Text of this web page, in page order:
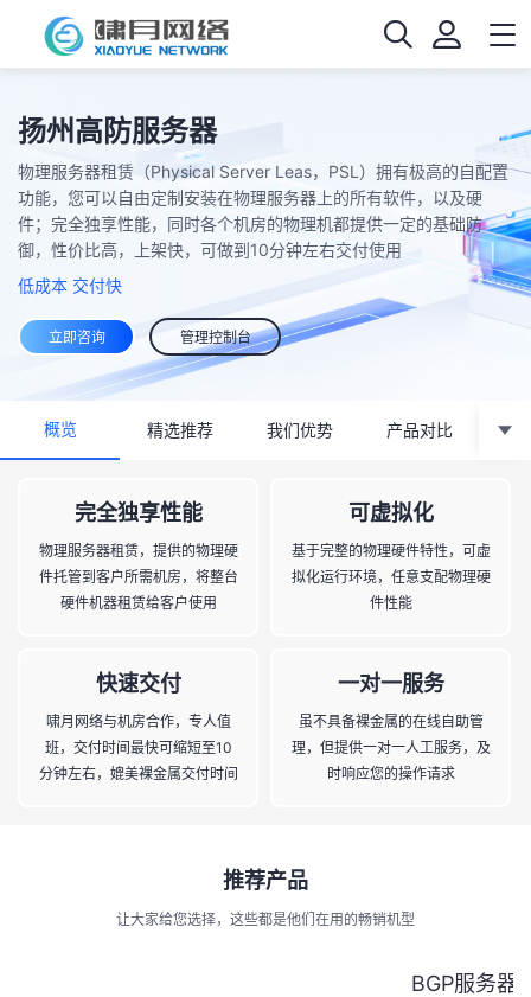
概览 精选推荐 我们优势 产品对比 强
扬州高防服务器
物理服务器租赁（Physical Server Leas，PSL）拥有极高的自配置
功能，您可以自由定制安装在物理服务器上的所有软件，以及硬
件；完全独享性能，同时各个机房的物理机都提供一定的基础防
御，性价比高，上架快，可做到10分钟左右交付使用
低成本 交付快
立即咨询 管理控制台
完全独享性能
物理服务器租赁，提供的物理硬
件托管到客户所需机房，将整台
硬件机器租赁给客户使用
可虚拟化
基于完整的物理硬件特性，可虚
拟化运行环境，任意支配物理硬
件性能
快速交付
啸月网络与机房合作，专人值
班，交付时间最快可缩短至10
分钟左右，媲美裸金属交付时间
一对一服务
虽不具备裸金属的在线自助管
理，但提供一对一人工服务，及
时响应您的操作请求
推荐产品
让大家给您选择，这些都是他们在用的畅销机型
BGP服务器